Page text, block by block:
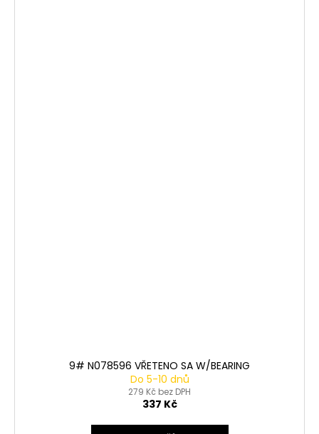
9# N078596 VŘETENO SA W/BEARING
Do 5-10 dnů
279 Kč bez DPH
337 Kč